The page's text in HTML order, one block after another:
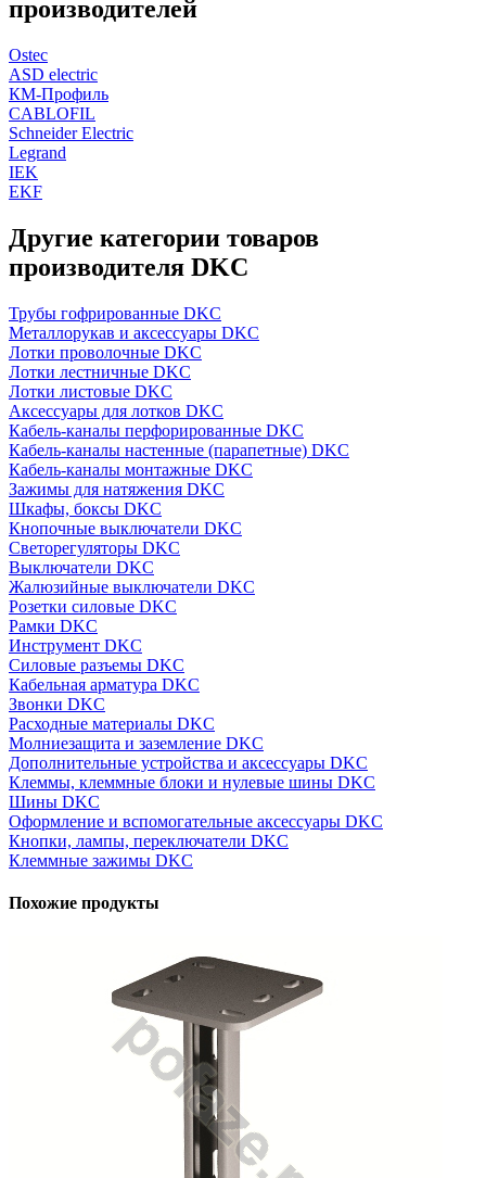
производителей
Ostec
ASD electric
КМ-Профиль
CABLOFIL
Schneider Electric
Legrand
IEK
EKF
Другие категории товаров
производителя DKC
Трубы гофрированные DKC
Металлорукав и аксессуары DKC
Лотки проволочные DKC
Лотки лестничные DKC
Лотки листовые DKC
Аксессуары для лотков DKC
Кабель-каналы перфорированные DKC
Кабель-каналы настенные (парапетные) DKC
Кабель-каналы монтажные DKC
Зажимы для натяжения DKC
Шкафы, боксы DKC
Кнопочные выключатели DKC
Светорегуляторы DKC
Выключатели DKC
Жалюзийные выключатели DKC
Розетки силовые DKC
Рамки DKC
Инструмент DKC
Силовые разъемы DKC
Кабельная арматура DKC
Звонки DKC
Расходные материалы DKC
Молниезащита и заземление DKC
Дополнительные устройства и аксессуары DKC
Клеммы, клеммные блоки и нулевые шины DKC
Шины DKC
Оформление и вспомогательные аксессуары DKC
Кнопки, лампы, переключатели DKC
Клеммные зажимы DKC
Похожие продукты